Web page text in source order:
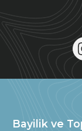
Bayilik ve